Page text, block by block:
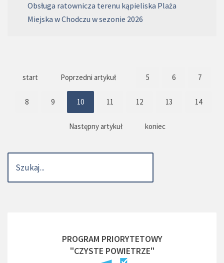
Obsługa ratownicza terenu kąpieliska Plaża
Miejska w Chodczu w sezonie 2026
start Poprzedni artykuł 5 6 7
8 9 10 11 12 13 14
Następny artykuł koniec
PROGRAM PRIORYTETOWY
"CZYSTE POWIETRZE"